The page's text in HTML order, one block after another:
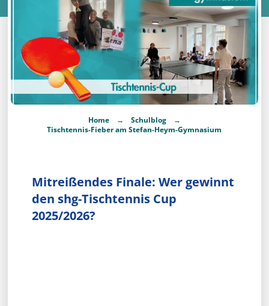
Home → Schulblog
→
Tischtennis-Fieber am Stefan-Heym-Gymnasium
Mitreißendes Finale: Wer gewinnt
den shg-Tischtennis Cup
2025/2026?